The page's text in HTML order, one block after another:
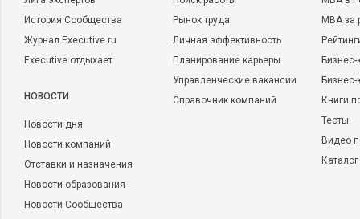
История Сообщества
Журнал Executive.ru
Executive отдыхает
НОВОСТИ
Новости дня
Новости компаний
Отставки и назначения
Новости образования
Новости Сообщества
Рынок труда
Личная эффективность
Планирование карьеры
Управленческие вакансии
Справочник компаний
MBA
Бизнес-
Книги
Тесты
Видео